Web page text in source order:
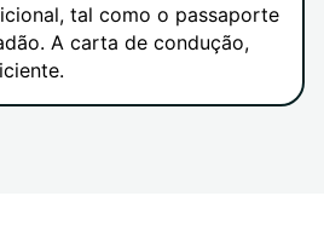
tal como o passaporte
A carta de condução,